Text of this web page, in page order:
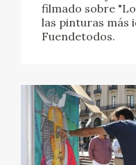
filmado sobre
las pinturas más
Fuendetodos.